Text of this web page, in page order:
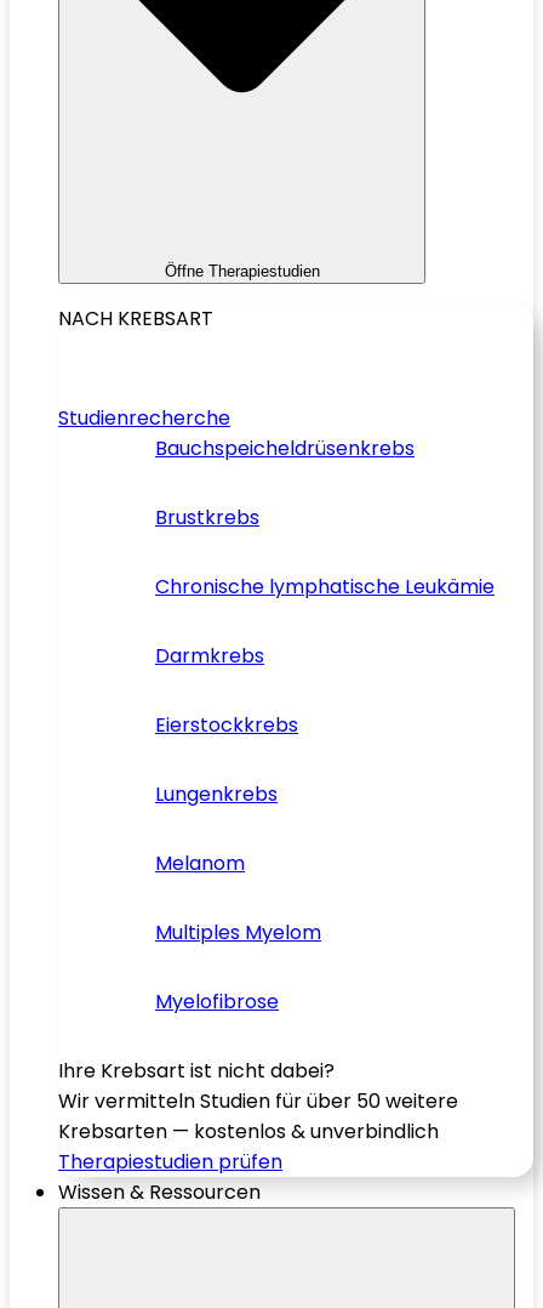
Öffne Therapiestudien
NACH KREBSART
Studienrecherche
Bauchspeicheldrüsenkrebs
Brustkrebs
Chronische lymphatische Leukämie
Darmkrebs
Eierstockkrebs
Lungenkrebs
Melanom
Multiples Myelom
Myelofibrose
Ihre Krebsart ist nicht dabei?
Wir vermitteln Studien für über 50 weitere
Krebsarten — kostenlos & unverbindlich
Therapiestudien prüfen
Wissen & Ressourcen